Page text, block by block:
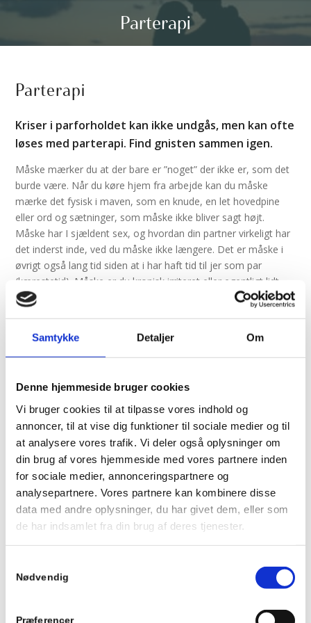
Samtykke Detaljer Om
Denne hjemmeside bruger cookies
Vi bruger cookies til at tilpasse vores indhold og
annoncer, til at vise dig funktioner til sociale medier og til
at analysere vores trafik. Vi deler også oplysninger om
din brug af vores hjemmeside med vores partnere inden
for sociale medier, annonceringspartnere og
analysepartnere. Vores partnere kan kombinere disse
data med andre oplysninger, du har givet dem, eller som
de har indsamlet fra din brug af deres tjenester.
Nødvendig
Præferencer
Parterapi
Parterapi
Kriser i parforholdet kan ikke undgås, men kan ofte
løses med parterapi. Find gnisten sammen igen.
Måske mærker du at der bare er ”noget” der ikke er, som det
burde være. Når du køre hjem fra arbejde kan du måske
mærke det fysisk i maven, som en knude, en let hovedpine
eller ord og sætninger, som måske ikke bliver sagt højt.
Måske har I sjældent sex, og hvordan din partner virkeligt har
det inderst inde, ved du måske ikke længere. Det er måske i
øvrigt også lang tid siden at i har haft tid til jer som par
(kærestetid). Måske er du kronisk irriteret eller egentligt lidt
ligeglad med din partner efterhånden? Du kan mærke at der
Det hjælper at få talt tingene igennem og finde nogle nye veje